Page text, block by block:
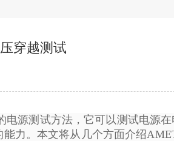
穿越测试
源测试方法，它可以测试电源
力。本文将从几个方面介绍